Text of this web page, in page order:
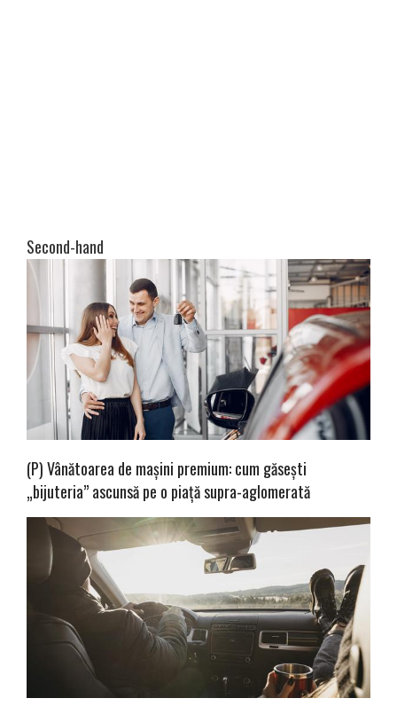
Second-hand
(P) Vânătoarea de mașini premium: cum găsești
„bijuteria” ascunsă pe o piață supra-aglomerată